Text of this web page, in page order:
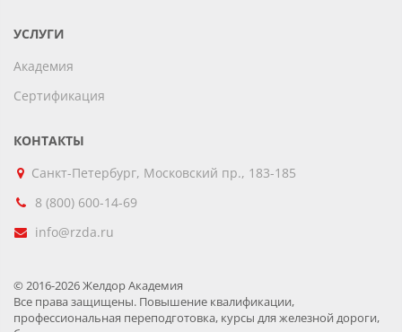
УСЛУГИ
Академия
Сертификация
КОНТАКТЫ
Санкт-Петербург, Московский пр., 183-185
8 (800) 600-14-69
info@rzda.ru
© 2016-2026 Желдор Академия
Все права защищены. Повышение квалификации,
профессиональная переподготовка, курсы для железной дороги,